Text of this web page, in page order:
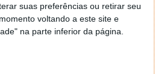
suas preferências ou retirar seu
voltando a este site e
na parte inferior da página.
são enviadas para a
de armazenamento de
analisadas por algoritmos